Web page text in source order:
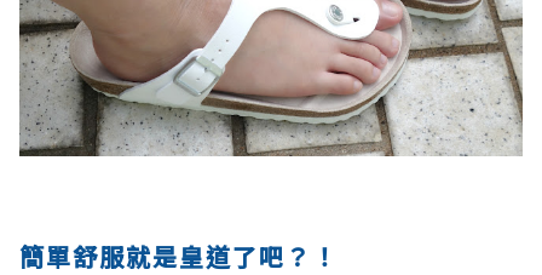
簡單舒服就是皇道了吧？！